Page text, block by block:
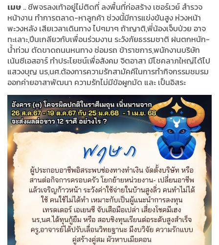
เมษ .. ชีพจรลงเท้าอยู่ไม่ติดที่ ลงพื้นที่ก่อสร้าง เซอร์เวย์ สำรวจ
หน้างาน ทำการตลาด-หาลูกค้า ช่วงนี้มีการแข่งขันสูง ห่วงหน้า
พะวงหลัง เสียเวลาเดินทาง ไปๆมาๆ ถ้าญาติ,พี่น้องเจ็บป่วย อาจ
ทะเลาะ,ปีนเกลียวกับเพื่อนร่วมงาน ระวังภัยธรรมชาติ ฝนตกหนัก-
น้ำท่วม ตัดขาดถนนหนทาง ซ่อมรถ ข้าราชการ,พนักงานบริษัท
เน้นซีเอสอาร์ ทำประโยชน์เพื่อสังคม จิตอาสา มีโชคลาภใหญ่ได้ไป
แสวงบุญ นร,นศ.ต้องการความรักสามัคคีในการทำกิจกรรมชมรม
ออกค่ายอาสาพัฒนา ความรักไม่มีข้อผูกมัด และ เป็นอิสระ